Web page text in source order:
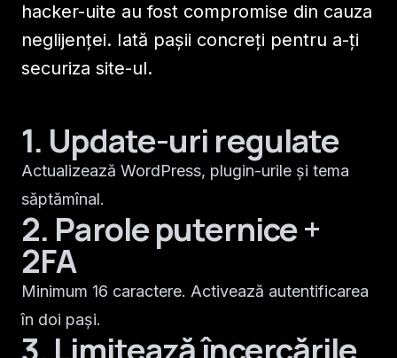
hacker-uite au fost compromise din cauza
neglijenței. Iată pașii concreți pentru a-ți
securiza site-ul.
1. Update-uri regulate
Actualizează WordPress, plugin-urile și tema
săptămînal.
2. Parole puternice +
2FA
Minimum 16 caractere. Activează autentificarea
în doi pași.